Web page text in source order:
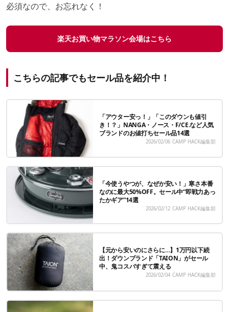
必須なので、お忘れなく！
楽天お買い物マラソン会場はこちら
こちらの記事でもセール品を紹介中！
「アウター安っ！」「このダウンも値引
き！？」NANGA・ノース・F/CE.など人気
ブランドのお値打ちセール品14選
2026/02/06 CAMP HACK編集部
「今使うやつが、なぜか安い！」寒さ本番
なのに最大50%OFF。セール中“即戦力あっ
たかギア”14選
2026/02/12 CAMP HACK編集部
【元から安いのにさらに…】1万円以下続
出！ダウンブランド「TAION」がセール
中、鬼コスパすぎて震える
2026/02/04 CAMP HACK編集部